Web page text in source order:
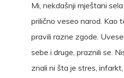
Mi, nekdašnji mještani
prilično veseo narod. Kao
pravili razne zgode.
sebe i druge, praznili se.
znali ni šta je stres,